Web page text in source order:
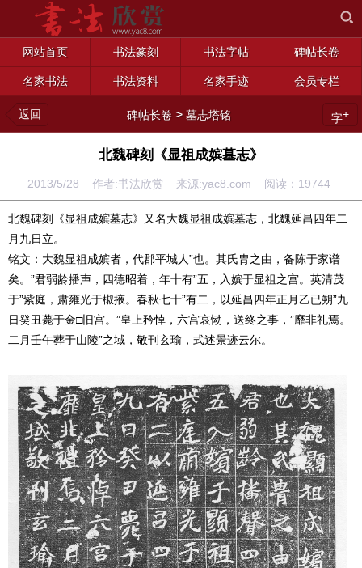
网站首页 书法篆刻 书法字帖 碑帖长卷
名家书法 书法资料 名家手迹 会员专栏
返回 碑帖长卷 >墓志塔铭 字+
北魏碑刻《显祖成嫔墓志》
2013/5/28 作者:书法欣赏 来源:yac8.com 阅读： 19744
北魏碑刻《显祖成嫔墓志》又名大魏显祖成嫔墓志，北魏延昌四年二
月九日立。
铭文：大魏显祖成嫔者，代郡平城人”也。其氏胄之由，备陈于家谱
矣。”君弱龄播声，四德昭着，年十有”五，入嫔于显祖之宫。英清茂
于”紫庭，肃雍光于椒掖。春秋七十”有二，以延昌四年正月乙已朔”九
日癸丑薨于金□旧宫。”皇上矜悼，六宫哀恸，送终之事，”靡非礼焉。
二月壬午葬于山陵”之域，敬刊玄瑜，式述景迹云尔。